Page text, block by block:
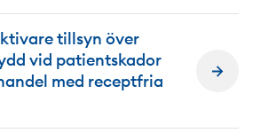
tillsyn över
vid patientskador
med receptfria